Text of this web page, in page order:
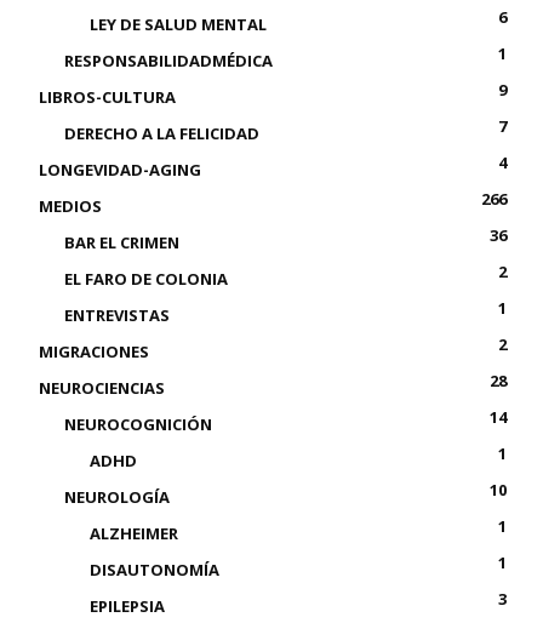
LEY DE SALUD MENTAL
6
RESPONSABILIDADMÉDICA
1
LIBROS-CULTURA
9
DERECHO A LA FELICIDAD
7
LONGEVIDAD-AGING
4
MEDIOS
266
BAR EL CRIMEN
36
EL FARO DE COLONIA
2
ENTREVISTAS
1
MIGRACIONES
2
NEUROCIENCIAS
28
NEUROCOGNICIÓN
14
ADHD
1
NEUROLOGÍA
10
ALZHEIMER
1
DISAUTONOMÍA
1
EPILEPSIA
3